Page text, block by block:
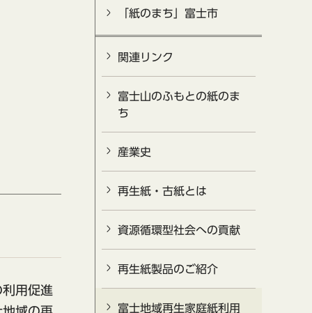
用促進
「紙のまち」富士市
関連リンク
富士山のふもとの紙のま
ち
産業史
再生紙・古紙とは
資源循環型社会への貢献
再生紙製品のご紹介
富士地域再生家庭紙利用